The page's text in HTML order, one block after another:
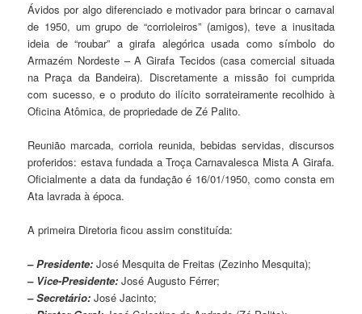
Ávidos por algo diferenciado e motivador para brincar o carnaval
de 1950, um grupo de “corrioleiros” (amigos), teve a inusitada
ideia de “roubar” a girafa alegórica usada como símbolo do
Armazém Nordeste – A Girafa Tecidos (casa comercial situada
na Praça da Bandeira). Discretamente a missão foi cumprida
com sucesso, e o produto do ilícito sorrateiramente recolhido à
Oficina Atômica, de propriedade de Zé Palito.
Reunião marcada, corriola reunida, bebidas servidas, discursos
proferidos: estava fundada a Troça Carnavalesca Mista A Girafa.
Oficialmente a data da fundação é 16/01/1950, como consta em
Ata lavrada à época.
A primeira Diretoria ficou assim constituída:
– Presidente: José Mesquita de Freitas (Zezinho Mesquita);
– Vice-Presidente: José Augusto Férrer;
– Secretário: José Jacinto;